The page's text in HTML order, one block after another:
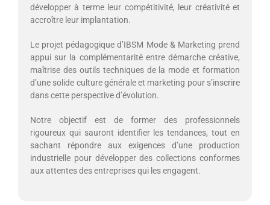
développer à terme leur compétitivité, leur créativité et
accroître leur implantation.
Le projet pédagogique d’IBSM Mode & Marketing prend
appui sur la complémentarité entre démarche créative,
maîtrise des outils techniques de la mode et formation
d’une solide culture générale et marketing pour s’inscrire
dans cette perspective d’évolution.
Notre objectif est de former des professionnels
rigoureux qui sauront identifier les tendances, tout en
sachant répondre aux exigences d’une production
industrielle pour développer des collections conformes
aux attentes des entreprises qui les engagent.